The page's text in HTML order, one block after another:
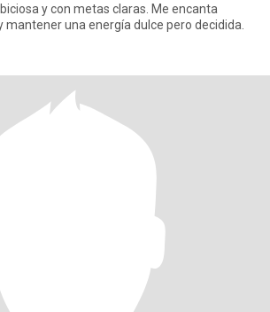
y con metas claras. Me encanta
una energía dulce pero decidida.